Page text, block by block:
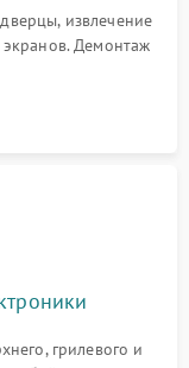
извлечение
Демонтаж
доступа к
грилевого и